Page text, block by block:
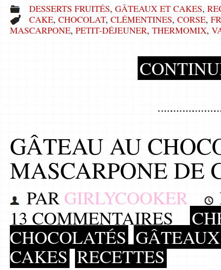
DESSERTS FRUITÉS, GÂTEAUX ET CAKES,
CAKE, CHOCOLAT, CLÉMENTINES, CORSE,
MASCARPONE, PETIT-DÉJEUNER, THERMOMIX,
GÂTEAU AU
MASCARPONE DE
PAR GIRLYCOOKER
13 COMMENTAIRES
CHOCOLATÉS
CAKES RECETTES